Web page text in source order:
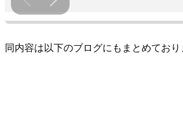
同内容は以下のブログにもまとめており